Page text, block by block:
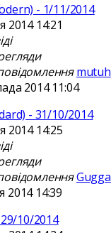
- 1/11/2014
2014 14:21
mutuh
2014 11:04
- 31/10/2014
2014 14:25
Gugga
2014 14:39
10/2014